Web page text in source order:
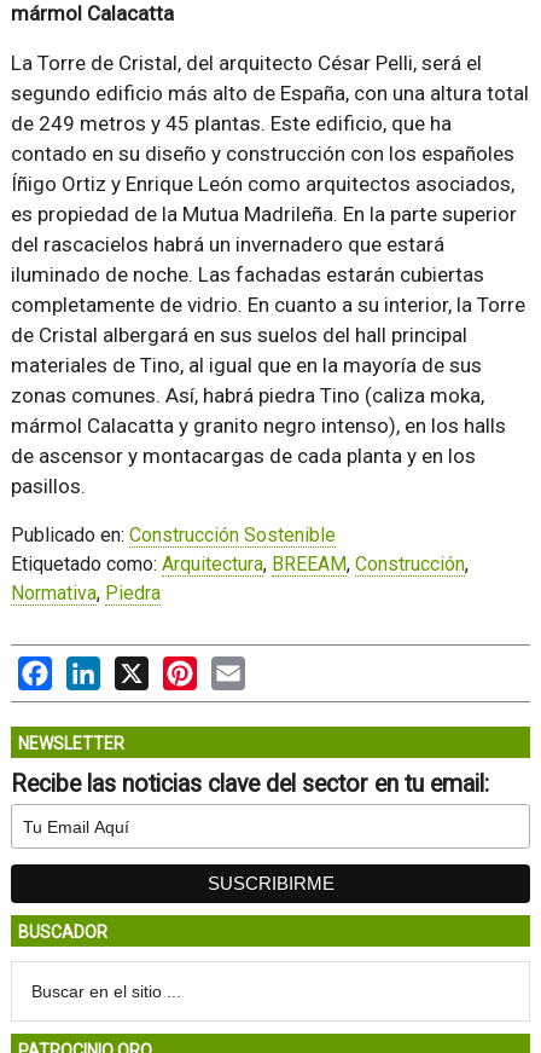
mármol Calacatta
La Torre de Cristal, del arquitecto César Pelli, será el
segundo edificio más alto de España, con una altura total
de 249 metros y 45 plantas. Este edificio, que ha
contado en su diseño y construcción con los españoles
Íñigo Ortiz y Enrique León como arquitectos asociados,
es propiedad de la Mutua Madrileña. En la parte superior
del rascacielos habrá un invernadero que estará
iluminado de noche. Las fachadas estarán cubiertas
completamente de vidrio. En cuanto a su interior, la Torre
de Cristal albergará en sus suelos del hall principal
materiales de Tino, al igual que en la mayoría de sus
zonas comunes. Así, habrá piedra Tino (caliza moka,
mármol Calacatta y granito negro intenso), en los halls
de ascensor y montacargas de cada planta y en los
pasillos.
Publicado en: Construcción Sostenible
Etiquetado como: Arquitectura, BREEAM, Construcción,
Normativa, Piedra
FacebookLinkedIn
X PinterestEmail
NEWSLETTER
Recibe las noticias clave del sector en tu email:
BUSCADOR